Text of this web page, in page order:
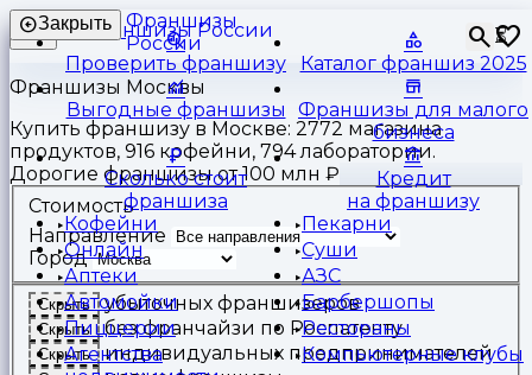
Франшизы
России
⏳
Закрыть
Проверить франшизу Каталог франшиз 2025
Выгодные франшизы
Франшизы для малого
бизнеса
Сколько стоит
франшиза
Кредит
на франшизу
Кофейни
Пекарни
Онлайн
Суши
Аптеки
АЗС
Автомойки
Барбершопы
Пиццерии
Рестораны
Агентства
Компьютерные клубы
Франшизы Москвы
Купить франшизу в Москве: 2772 магазина
продуктов, 916 кофейни, 794 лаборатории.
Дорогие франшизы от 100 млн ₽
Стоимость
Направление
Город
Скрыть убыточных франшизеров
Скрыть без франчайзи по Роспатенту
Скрыть индивидуальных предпринимателей